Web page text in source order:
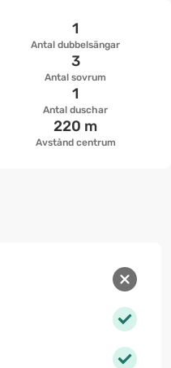
Antal dubbelsängar
1
Antal sovrum
3
Antal duschar
1
Avstånd centrum
220 m